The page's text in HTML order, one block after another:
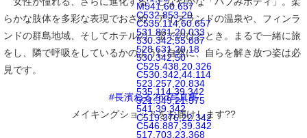
C532.853,20
531.831,20.033
528.631,20.18
C525.438,20.326
523.257,20.834
521.349,21.575
C519.376,22.342
517.703,23.368
M541,60.657
C535.114,60.657
530.342,55.887
530.342,50
C530.342,44.114
535.114,39.342
541,39.342
C546.887,39.342
らかな肢体を多彩な表現でおさめ、アイスランドの温泉や、フィンラ
ンドの群島地域、そしてホテルの一室でのひととき。まるで一緒に旅
をし、隣で呼吸をしているかのように自然に、自らを解き放つ姿は必
見です。
#長濱ねる2nd写真集
メイキングショットをお届けします??